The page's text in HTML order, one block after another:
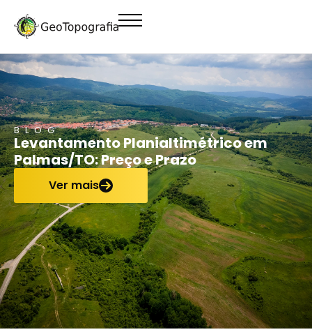
conteúdo
BLOG
Levantamento Planialtimétrico em
Palmas/TO: Preço e Prazo
Ver mais